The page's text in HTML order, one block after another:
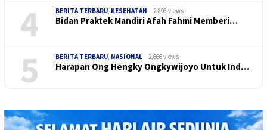
4 BERITA TERBARU, KESEHATAN 2,898 views
Bidan Praktek Mandiri Afah Fahmi Memberi…
5 BERITA TERBARU, NASIONAL 2,666 views
Harapan Ong Hengky Ongkywijoyo Untuk Ind…